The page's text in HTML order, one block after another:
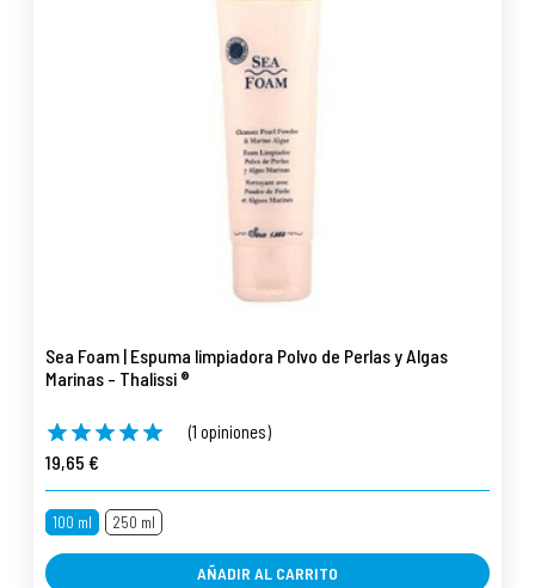
Sea Foam | Espuma limpiadora Polvo de Perlas y Algas
Marinas - Thalissi ®
(1 opiniones)
19,65 €
100 ml 250 ml
AÑADIR AL CARRITO